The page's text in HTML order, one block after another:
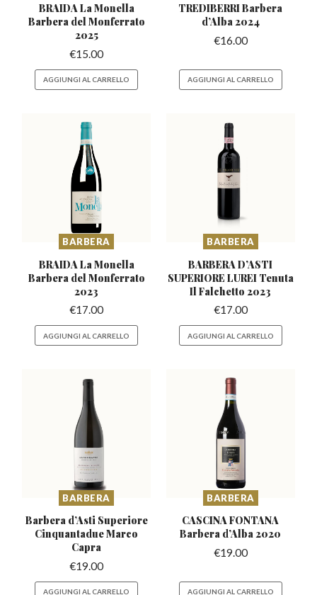
BRAIDA La Monella
Barbera del Monferrato
2025
€15.00
AGGIUNGI AL CARRELLO
TREDIBERRI Barbera
d’Alba 2024
€16.00
AGGIUNGI AL CARRELLO
BARBERA
BRAIDA La Monella
Barbera del Monferrato
2023
€17.00
AGGIUNGI AL CARRELLO
BARBERA
BARBERA D’ASTI
SUPERIORE LUREI Tenuta
Il Falchetto 2023
€17.00
AGGIUNGI AL CARRELLO
BARBERA
Barbera d’Asti Superiore
Cinquantadue Marco
Capra
€19.00
AGGIUNGI AL CARRELLO
BARBERA
CASCINA FONTANA
Barbera d’Alba 2020
€19.00
AGGIUNGI AL CARRELLO